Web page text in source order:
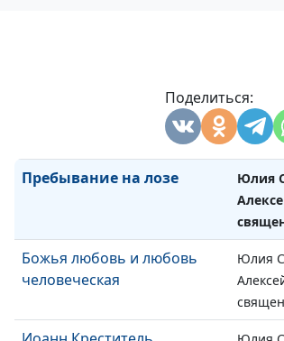
Поделиться:
Радость в искушениях
Юлия
Пребывание на лозе
Юлия
Божья любовь и любовь
человеческая
Юлия